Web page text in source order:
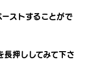
ストすることがで
押ししてみて下さ